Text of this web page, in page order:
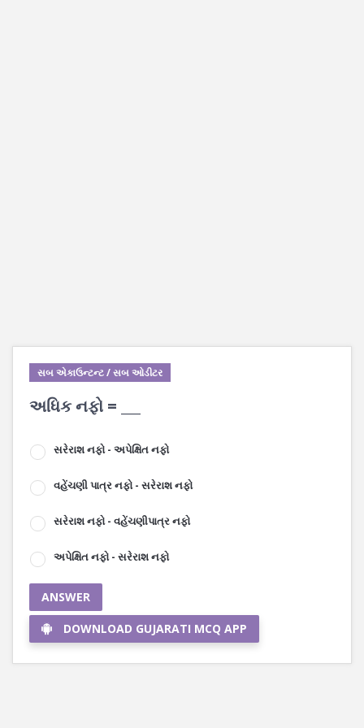
સબ એકાઉન્ટન્ટ / સબ ઓડીટર
અધિક નફો = ___
સરેરાશ નફો - અપેક્ષિત નફો
વહેંચણી પાત્ર નફો - સરેરાશ નફો
સરેરાશ નફો - વહેંચણીપાત્ર નફો
અપેક્ષિત નફો - સરેરાશ નફો
ANSWER
DOWNLOAD GUJARATI MCQ APP